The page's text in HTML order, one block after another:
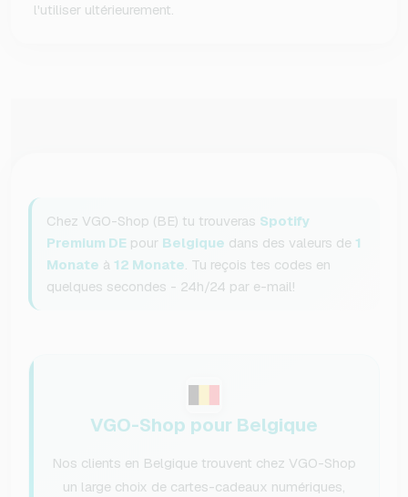
l'utiliser ultérieurement.
Chez VGO-Shop (BE) tu trouveras Spotify
Premium DE pour Belgique dans des valeurs de 1
Monate à 12 Monate. Tu reçois tes codes en
quelques secondes - 24h/24 par e-mail!
VGO-Shop pour Belgique
Nos clients en Belgique trouvent chez VGO-Shop
un large choix de cartes-cadeaux numériques,